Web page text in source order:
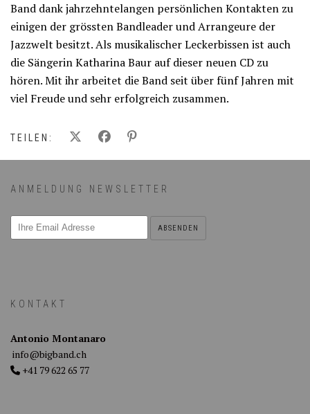
Band dank jahrzehntelangen persönlichen Kontakten zu
einigen der grössten Bandleader und Arrangeure der
Jazzwelt besitzt. Als musikalischer Leckerbissen ist auch
die Sängerin Katharina Baur auf dieser neuen CD zu
hören. Mit ihr arbeitet die Band seit über fünf Jahren mit
viel Freude und sehr erfolgreich zusammen.
TEILEN:
ANMELDUNG NEWSLETTER
KONTAKT
Antonio Montanaro
info@bigband.ch
+41 79 622 65 77